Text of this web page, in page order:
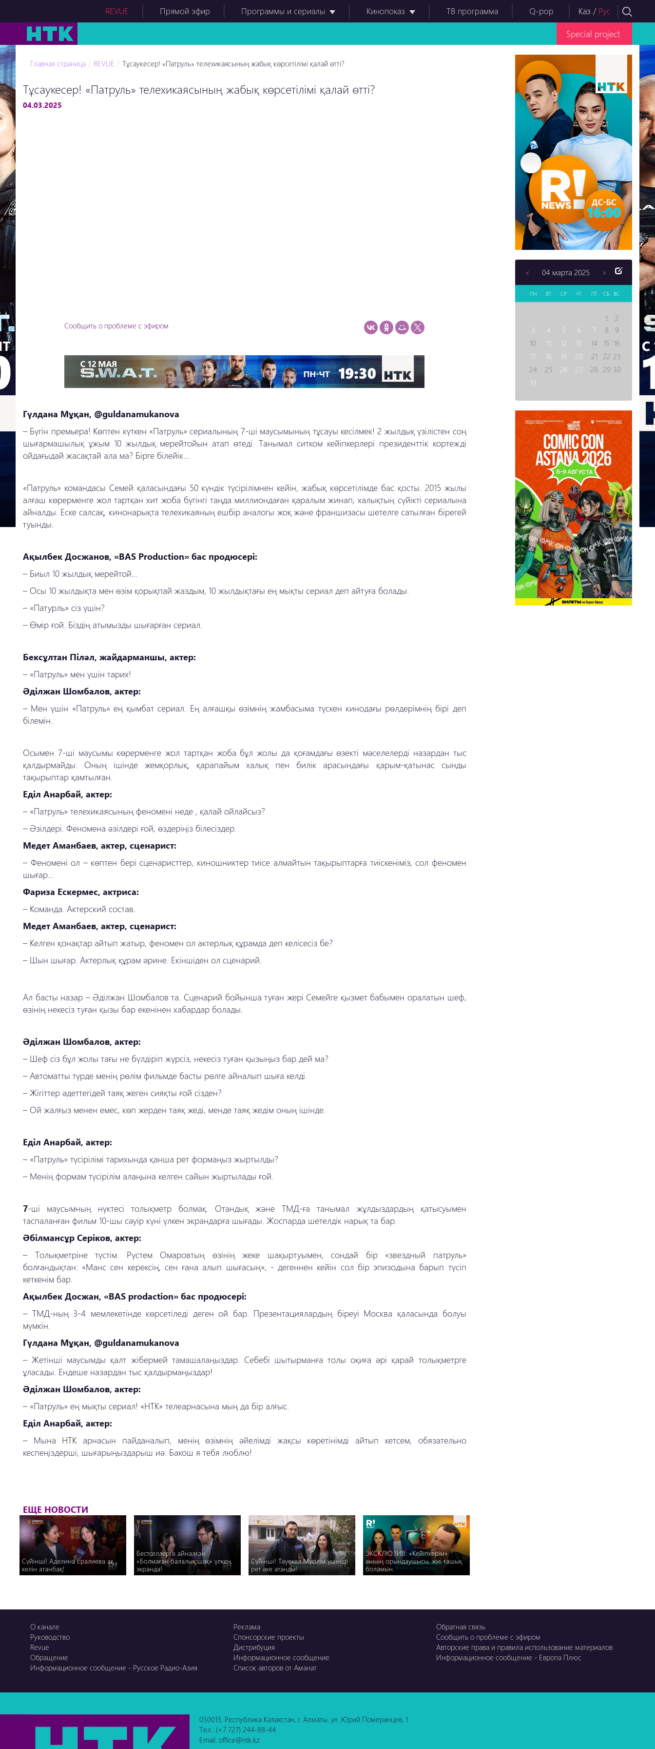
Каз / Рус
REVUE Прямой эфир Программы и сериалы Кинопоказ ТВ программа Q-pop
Special project
Главная страница REVUE Тұсаукесер! «Патруль» телехикаясының жабық көрсетілімі қалай өтті?
Тұсаукесер! «Патруль» телехикаясының жабық көрсетілімі қалай өтті?
04.03.2025
Сообщить о проблеме с эфиром
Гүлдана Мұқан, @guldanamukanova
– Бүгін премьера! Көптен күткен «Патруль» сериалының 7-ші маусымының тұсауы кесілмек! 2 жылдық үзілістен соң
шығармашылық ұжым 10 жылдық мерейтойын атап өтеді. Танымал ситком кейіпкерлері президенттік кортежді
ойдағыдай жасақтай ала ма? Бірге білейік...
«Патруль» командасы Семей қаласындағы 50 күндік түсірілімнен кейін, жабық көрсетілімде бас қосты. 2015 жылы
алғаш көрерменге жол тартқан хит жоба бүгінгі таңда миллиондаған қаралым жинап, халықтың сүйікті сериалына
айналды. Еске салсақ, кинонарықта телехикаяның ешбір аналогы жоқ және франшизасы шетелге сатылған бірегей
туынды.
Ақылбек Досжанов, «BAS Production» бас продюсері:
– Биыл 10 жылдық мерейтой...
– Осы 10 жылдықта мен өзім қорықпай жаздым, 10 жылдықтағы ең мықты сериал деп айтуға болады.
– «Патурль» сіз үшін?
– Өмір ғой. Біздің атымызды шығарған сериал.
Бексұлтан Піләл, жайдарманшы, актер:
– «Патруль» мен үшін тарих!
Әділжан Шомбалов, актер:
– Мен үшін «Патруль» ең қымбат сериал. Ең алғашқы өзімнің жамбасыма түскен кинодағы рөлдерімнің бірі деп
білемін.
Осымен 7-ші маусымы көрерменге жол тартқан жоба бұл жолы да қоғамдағы өзекті мәселелерді назардан тыс
қалдырмайды. Оның ішінде жемқорлық, қарапайым халық пен билік арасындағы қарым-қатынас сынды
тақырыптар қамтылған.
Еділ Анарбай, актер:
– «Патруль» телехикаясының феномені неде , қалай ойлайсыз?
– Әзілдері. Феномена әзілдері ғой, өздеріңіз білесіздер.
Медет Аманбаев, актер, сценарист:
– Феномені ол – көптен бері сценаристтер, киношниктер тиісе алмайтын тақырыптарға тиіскеніміз, сол феномен
шығар...
Фариза Ескермес, актриса:
– Команда. Актерский состав.
Медет Аманбаев, актер, сценарист:
– Келген қонақтар айтып жатыр, феномен ол актерлық құрамда деп келісесіз бе?
– Шын шығар. Актерлық құрам әрине. Екіншіден ол сценарий.
Ал басты назар – Әділжан Шомбалов та. Сценарий бойынша туған жері Семейге қызмет бабымен оралатын шеф,
өзінің некесіз туған қызы бар екенінен хабардар болады.
Әділжан Шомбалов, актер:
– Шеф сіз бұл жолы тағы не бүлдіріп жүрсіз, некесіз туған қызыңыз бар дей ма?
– Автоматты түрде менің рөлім фильмде басты рөлге айналып шыға келді.
– Жігіттер әдеттегідей таяқ жеген сияқты ғой сізден?
– Ой жалғыз менен емес, көп жерден таяқ жеді, менде таяқ жедім оның ішінде.
Еділ Анарбай, актер:
– «Патруль» түсірілімі тарихында қанша рет формаңыз жыртылды?
– Менің формам түсірілім алаңына келген сайын жыртылады ғой.
7-ші маусымның нүктесі толықметр болмақ. Отандық және ТМД-ға танымал жұлдыздардың қатысуымен
таспаланған фильм 10-шы сәуір күні үлкен экрандарға шығады. Жоспарда шетелдік нарық та бар.
Әбілмансұр Серіков, актер:
– Толықметріне түстім. Рүстем Омаровтың өзінің жеке шақыртуымен, сондай бір «звездный патруль»
болғандықтан: «Манс сен керексің, сен ғана алып шығасың», - дегеннен кейін сол бір эпизодына барып түсіп
кеткенім бар.
Ақылбек Досжан, «BAS prodaction» бас продюсері:
– ТМД-ның 3-4 мемлекетінде көрсетіледі деген ой бар. Презентациялардың біреуі Москва қаласында болуы
мүмкін.
Гүлдана Мұқан, @guldanamukanova
– Жетінші маусымды қалт жібермей тамашалаңыздар. Себебі шытырманға толы оқиға әрі қарай толықметрге
ұласады. Ендеше назардан тыс қалдырмаңыздар!
Әділжан Шомбалов, актер:
– «Патруль» ең мықты сериал! «НТК» телеарнасына мың да бір алғыс.
Еділ Анарбай, актер:
– Мына НТК арнасын пайданалып, менің өзімнің әйелімді жақсы көретінімді айтып кетсем, обязательно
кеспеңіздерші, шығарыңыздарыш иә. Бакош я тебя люблю!
ЕЩЕ НОВОСТИ
Сүйінші! Аделина Ералиева ақ
келін атанбақ!
Бестселлерге айналған
«Болмаған балалық шақ» үлкен
экранда!
Сүйінші! Тәуекел Мүсілім үшінші
рет әке атанды!
ЭКСКЛЮЗИВ: «Кейіпкерім»
әнінің орындаушысы, жиі ғашық
боламын.
< 04 марта 2025 >
ПН ВТ СР ЧТ ПТ СБ ВС
1
2
3
4 5 6 7 8
9
10
11 12 13 14 15 16
17
18 19 20 21 22 23
24
25 26 27 28 29 30
31
О канале
Руководство
Revue
Обращение
Реклама
Спонсорские проекты
Обратная связь
Сообщить о проблеме с эфиром
Дистрибуция
Авторские права и правила использование материалов
Информационное сообщение
Информационное сообщение - Европа Плюс
Информационное сообщение - Русское Радио-Азия
Список авторов от Аманат
050013, Республика Казахстан, г. Алматы, ул. Юрий Померанцев, 1
Тел.: (+7 727) 244-88-44
Email: office@ntk.kz